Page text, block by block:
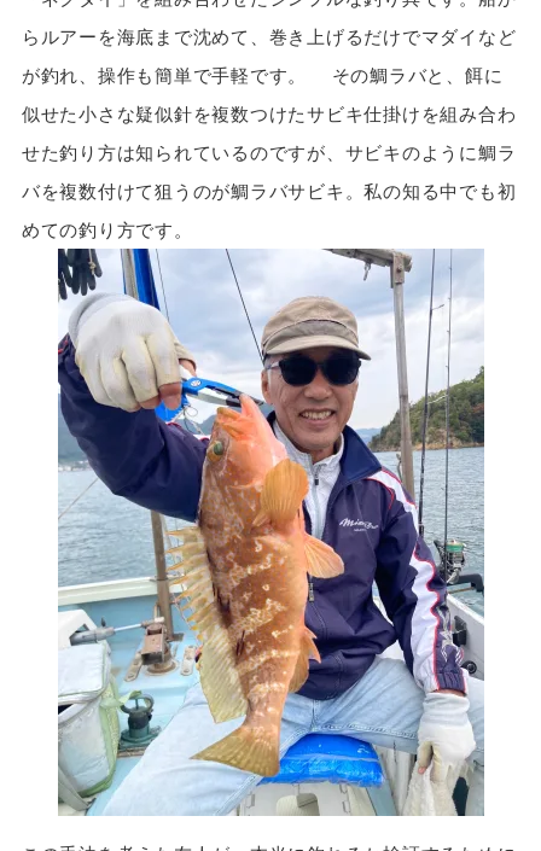
らルアーを海底まで沈めて、巻き上げるだけでマダイなど
が釣れ、操作も簡単で手軽です。 その鯛ラバと、餌に
似せた小さな疑似針を複数つけたサビキ仕掛けを組み合わ
せた釣り方は知られているのですが、サビキのように鯛ラ
バを複数付けて狙うのが鯛ラバサビキ。私の知る中でも初
めての釣り方です。